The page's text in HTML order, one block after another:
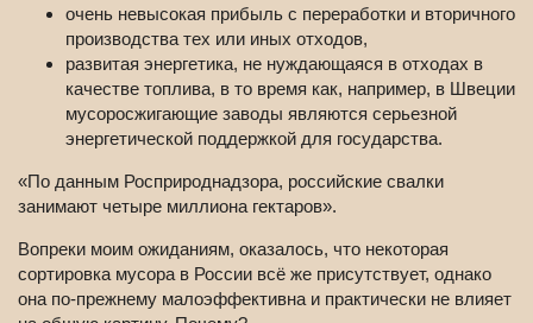
очень невысокая прибыль с переработки и вторичного
производства тех или иных отходов,
развитая энергетика, не нуждающаяся в отходах в
качестве топлива, в то время как, например, в Швеции
мусоросжигающие заводы являются серьезной
энергетической поддержкой для государства.
«По данным Росприроднадзора, российские свалки
занимают четыре миллиона гектаров».
Вопреки моим ожиданиям, оказалось, что некоторая
сортировка мусора в России всё же присутствует, однако
она по-прежнему малоэффективна и практически не влияет